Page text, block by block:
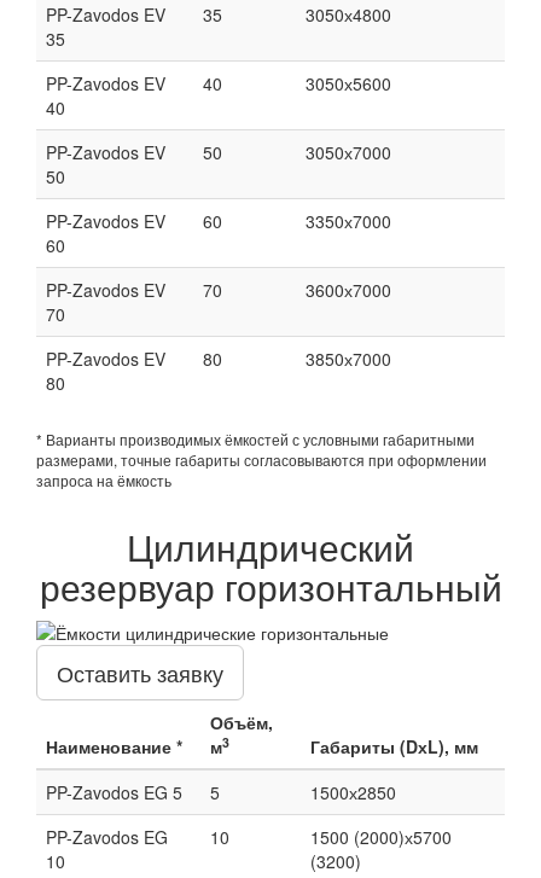
PP-Zavodos EV
35
35 3050х4800
PP-Zavodos EV
40
40 3050х5600
PP-Zavodos EV
50
50 3050х7000
PP-Zavodos EV
60
60 3350х7000
PP-Zavodos EV
70
70 3600х7000
PP-Zavodos EV
80
80 3850х7000
* Варианты производимых ёмкостей с условными габаритными
размерами, точные габариты согласовываются при оформлении
запроса на ёмкость
Цилиндрический
резервуар горизонтальный
Оставить заявку
Наименование *
Объём,
м3
Габариты (DхL), мм
PP-Zavodos EG 5
5
1500х2850
PP-Zavodos EG
10
10
1500 (2000)х5700
(3200)